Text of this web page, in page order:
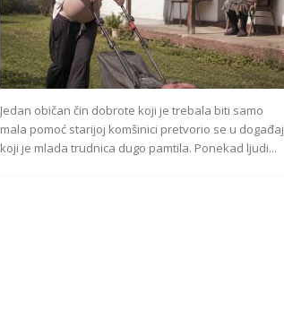
Jedan običan čin dobrote koji je trebala biti samo
mala pomoć starijoj komšinici pretvorio se u događaj
koji je mlada trudnica dugo pamtila. Ponekad ljudi...